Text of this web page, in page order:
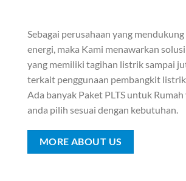
Sebagai perusahaan yang
energi, maka Kami menawarkan
yang memiliki tagihan listrik sampai
terkait penggunaan pembangkit
Ada banyak Paket PLTS untuk
anda pilih sesuai dengan kebutuhan.
MORE ABOUT US